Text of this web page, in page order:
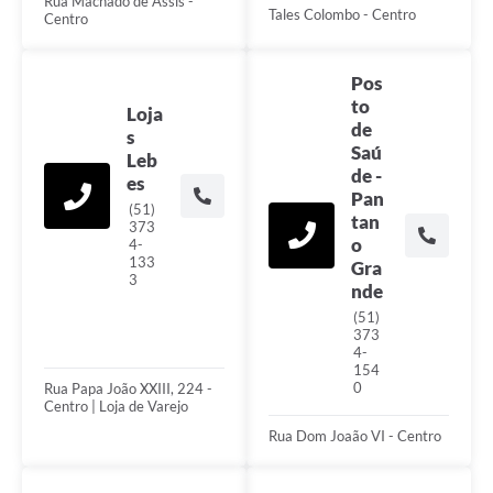
Centro
Tales Colombo - Centro
Loja
s
Leb
es
(51)
373
4-
133
3
Rua Papa João XXIII, 224 -
Centro | Loja de Varejo
Pos
to
de
Saú
de -
Pan
tan
o
Gra
nde
(51)
373
4-
154
0
Rua Dom Joaão VI - Centro